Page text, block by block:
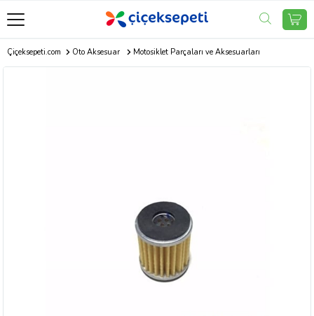
Çiçeksepeti.com Oto Aksesuar Motosiklet Parçaları ve Aksesuarları